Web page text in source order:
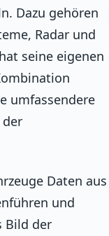
Dazu gehören
Radar und
seine eigenen
umfassendere
Daten aus
und
Bild der